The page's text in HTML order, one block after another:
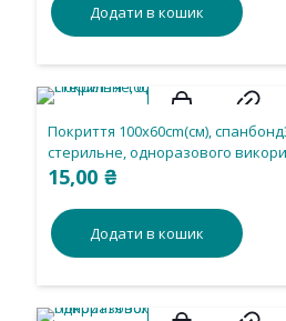
Додати в кошик
Покриття 100х60cm(см),
стерильне, одноразового
15,00 ₴
Додати в кошик